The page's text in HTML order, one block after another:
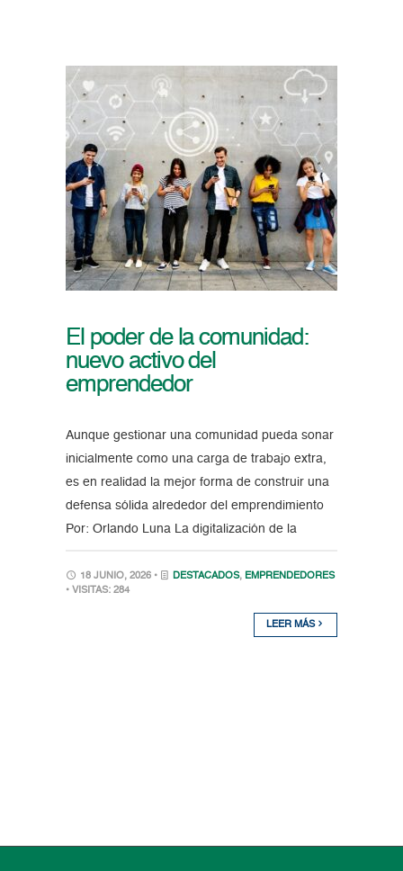
El poder de la comunidad:
nuevo activo del
emprendedor
Aunque gestionar una comunidad pueda sonar
inicialmente como una carga de trabajo extra,
es en realidad la mejor forma de construir una
defensa sólida alrededor del emprendimiento
Por: Orlando Luna La digitalización de la
18 JUNIO, 2026 • DESTACADOS, EMPRENDEDORES
• VISITAS: 284
LEER MÁS